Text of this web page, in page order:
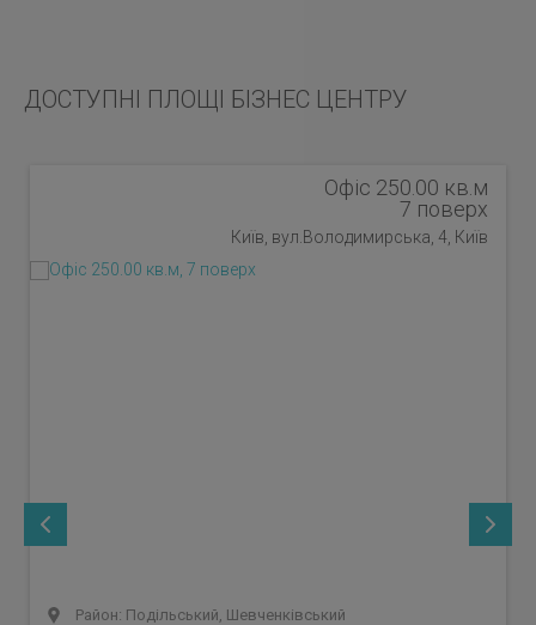
ДОСТУПНІ ПЛОЩІ БІЗНЕС ЦЕНТРУ
Офіс 250.00 кв.м
7 поверх
Київ, вул.Володимирська, 4, Київ
Район: Подільський, Шевченківський